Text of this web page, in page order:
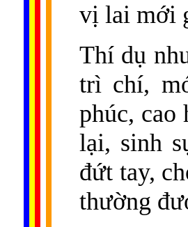
vị lai mới
Thí dụ
trì chí,
phúc, cao
lại, sinh
đứt tay,
thường